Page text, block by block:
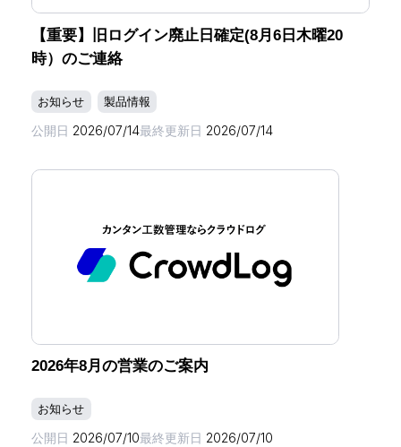
【重要】旧ログイン廃止日確定(8月6日木曜20
時）のご連絡
お知らせ 製品情報
公開日 2026/07/14最終更新日 2026/07/14
2026年8月の営業のご案内
お知らせ
公開日 2026/07/10最終更新日 2026/07/10